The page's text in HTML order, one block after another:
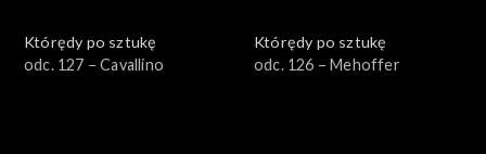
Którędy po sztukę
odc. 127 − Cavallino
Którędy po sztukę
odc. 126 – Mehoffer